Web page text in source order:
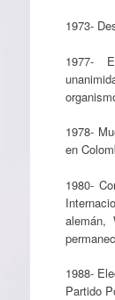
1973-
1977-
1978-
en
1980-
alemán,
1988-
Partido